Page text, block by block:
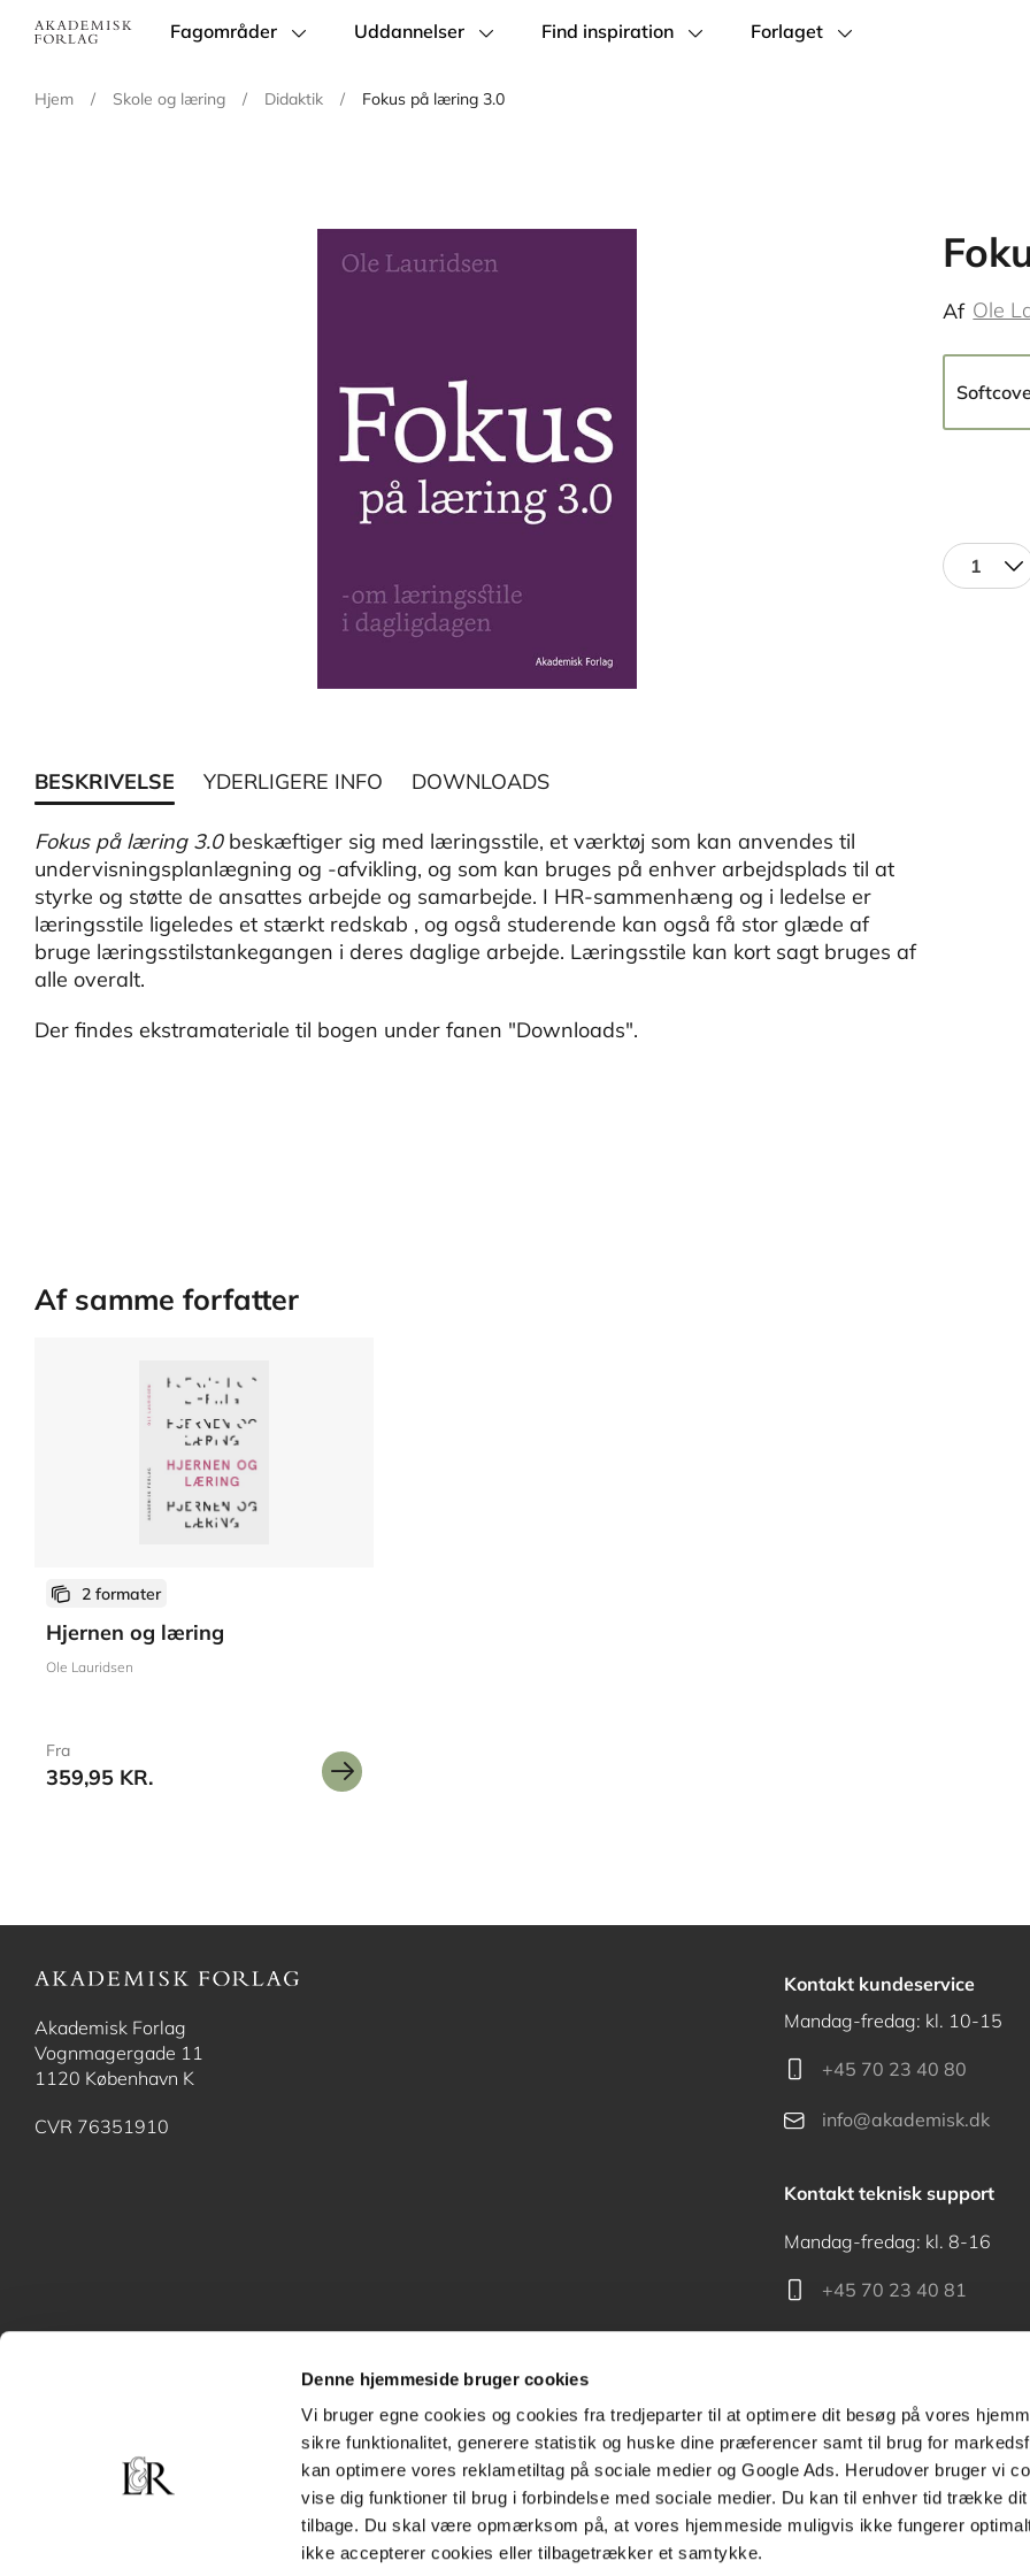
Denne hjemmeside bruger cookies
Vi bruger egne cookies og cookies fra tredjeparter til at optimere dit besøg på vores
sikre funktionalitet, generere statistik og huske dine præferencer samt til brug for
kan optimere vores reklametiltag på sociale medier og Google Ads. Herudover bruger vi
vise dig funktioner til brug i forbindelse med sociale medier. Du kan til enhver tid trække
tilbage. Du skal være opmærksom på, at vores hjemmeside muligvis ikke fungerer
ikke accepterer cookies eller tilbagetrækker et samtykke.
Main
Fagområder Uddannelser Find inspiration Forlaget
Hjem / Skole og læring / Didaktik / Fokus på læring 3.0
Af Ole
1
BESKRIVELSE YDERLIGERE INFO DOWNLOADS
Fokus på læring 3.0beskæftiger sig med læringsstile, et værktøj som kan anvendes til
undervisningsplanlægning og -afvikling, og som kan bruges på enhver arbejdsplads til at
styrke og støtte de ansattes arbejde og samarbejde. I HR-sammenhæng og i ledelse er
læringsstile ligeledes et stærkt redskab , og også studerende kan også få stor glæde af
bruge læringsstilstankegangen i deres daglige arbejde. Læringsstile kan kort sagt bruges af
alle overalt.
Der findes ekstramateriale til bogen under fanen "Downloads".
Af samme forfatter
2 formater
Hjernen og læring
Ole Lauridsen
Fra
359,95 KR.
Akademisk Forlag
Vognmagergade 11
1120 København K
CVR 76351910
Kontakt kundeservice
Mandag-fredag: kl. 10-15
+45 70 23 40 80
info@akademisk.dk
Kontakt teknisk support
Mandag-fredag: kl. 8-16
+45 70 23 40 81
Kontakt receptionen
+45 70 24 00 00